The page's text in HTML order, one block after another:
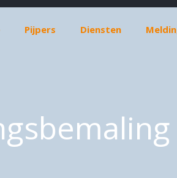
Pijpers Diensten